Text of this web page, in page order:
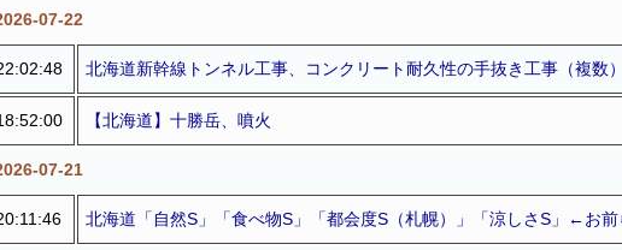
07-22
北海道新幹線トンネル工事、コンクリート耐久性の手抜き工事（複数
【北海道】十勝岳、噴火
07-21
北海道「自然S」「食べ物S」「都会度S（札幌）」「涼しさS」←お